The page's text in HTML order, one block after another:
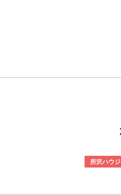
所沢ハウ